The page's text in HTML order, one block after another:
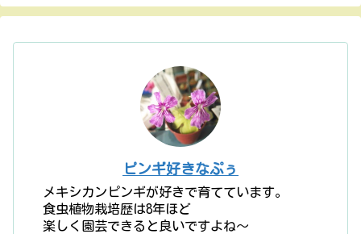
ピンギ好きなぷぅ
メキシカンピンギが好きで育てています。
食虫植物栽培歴は8年ほど
楽しく園芸できると良いですよね〜